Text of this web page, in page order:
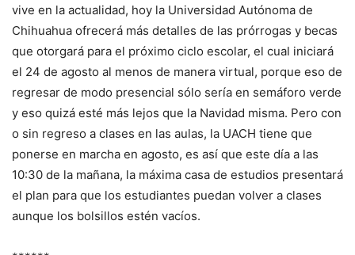
vive en la actualidad, hoy la Universidad Autónoma de
Chihuahua ofrecerá más detalles de las prórrogas y becas
que otorgará para el próximo ciclo escolar, el cual iniciará
el 24 de agosto al menos de manera virtual, porque eso de
regresar de modo presencial sólo sería en semáforo verde
y eso quizá esté más lejos que la Navidad misma. Pero con
o sin regreso a clases en las aulas, la UACH tiene que
ponerse en marcha en agosto, es así que este día a las
10:30 de la mañana, la máxima casa de estudios presentará
el plan para que los estudiantes puedan volver a clases
aunque los bolsillos estén vacíos.